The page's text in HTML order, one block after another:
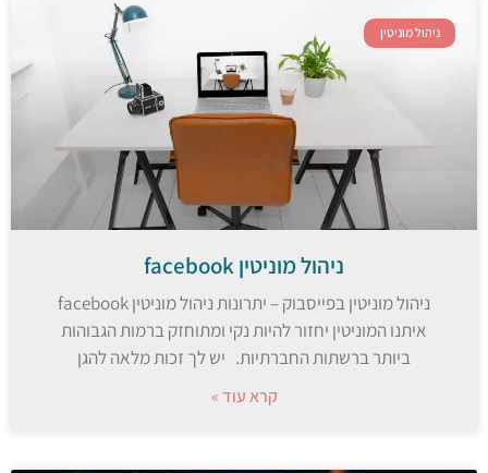
ניהול מוניטין
ניהול מוניטין facebook
ניהול מוניטין בפייסבוק – יתרונות ניהול מוניטין facebook
איתנו המוניטין יחזור להיות נקי ומתוחזק ברמות הגבוהות
ביותר ברשתות החברתיות. יש לך זכות מלאה להגן
קרא עוד »